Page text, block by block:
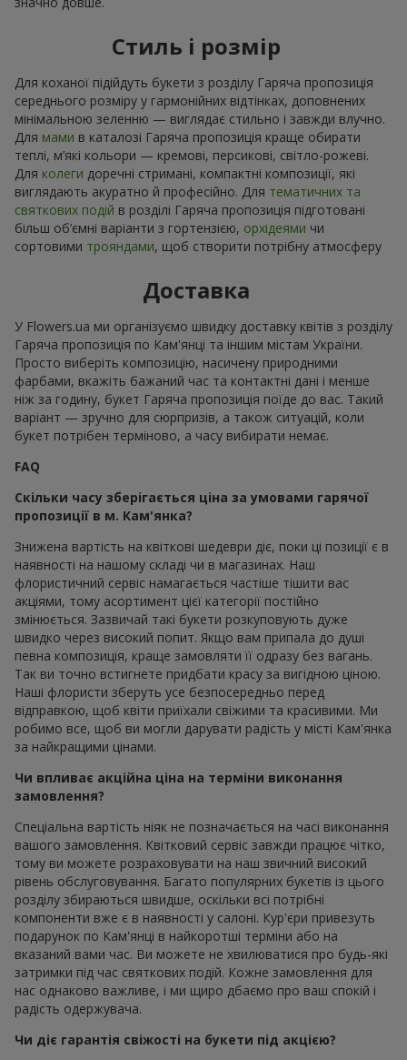
Стиль і розмір
Для коханої підійдуть букети з розділу Гаряча пропозиція
середнього розміру у гармонійних відтінках, доповнених
мінімальною зеленню — виглядає стильно і завжди влучно.
Для мами в каталозі Гаряча пропозиція краще обирати
теплі, м’які кольори — кремові, персикові, світло-рожеві.
Для колеги доречні стримані, компактні композиції, які
виглядають акуратно й професійно. Для тематичних та
святкових подій в розділі Гаряча пропозиція підготовані
більш об’ємні варіанти з гортензією, орхідеями чи
сортовими трояндами, щоб створити потрібну атмосферу
Доставка
У Flowers.ua ми організуємо швидку доставку квітів з розділу
Гаряча пропозиція по Кам'янці та іншим містам України.
Просто виберіть композицію, насичену природними
фарбами, вкажіть бажаний час та контактні дані і менше
ніж за годину, букет Гаряча пропозиція поїде до вас. Такий
варіант — зручно для сюрпризів, а також ситуацій, коли
букет потрібен терміново, а часу вибирати немає.
FAQ
Скільки часу зберігається ціна за умовами гарячої
пропозиції в м. Кам'янка?
Знижена вартість на квіткові шедеври діє, поки ці позиції є в
наявності на нашому складі чи в магазинах. Наш
флористичний сервіс намагається частіше тішити вас
акціями, тому асортимент цієї категорії постійно
змінюється. Зазвичай такі букети розкуповують дуже
швидко через високий попит. Якщо вам припала до душі
певна композиція, краще замовляти її одразу без вагань.
Так ви точно встигнете придбати красу за вигідною ціною.
Наші флористи зберуть усе безпосередньо перед
відправкою, щоб квіти приїхали свіжими та красивими. Ми
робимо все, щоб ви могли дарувати радість у місті Кам'янка
за найкращими цінами.
Чи впливає акційна ціна на терміни виконання
замовлення?
Спеціальна вартість ніяк не позначається на часі виконання
вашого замовлення. Квітковий сервіс завжди працює чітко,
тому ви можете розраховувати на наш звичний високий
рівень обслуговування. Багато популярних букетів із цього
розділу збираються швидше, оскільки всі потрібні
компоненти вже є в наявності у салоні. Кур'єри привезуть
подарунок по Кам'янці в найкоротші терміни або на
вказаний вами час. Ви можете не хвилюватися про будь-які
затримки під час святкових подій. Кожне замовлення для
нас однаково важливе, і ми щиро дбаємо про ваш спокій і
радість одержувача.
Чи діє гарантія свіжості на букети під акцією?